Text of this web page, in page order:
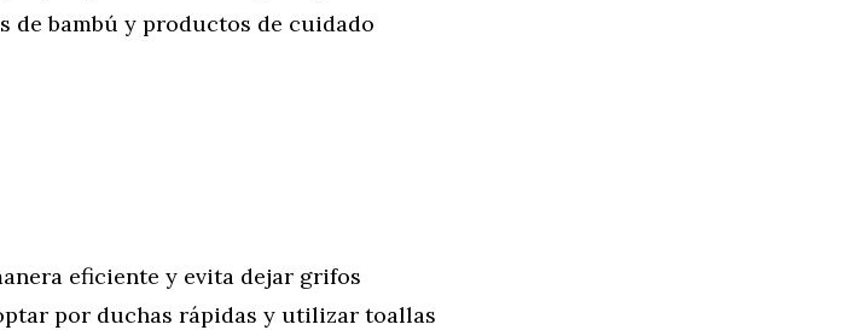
de bambú y productos de cuidado
eficiente y evita dejar grifos
por duchas rápidas y utilizar toallas